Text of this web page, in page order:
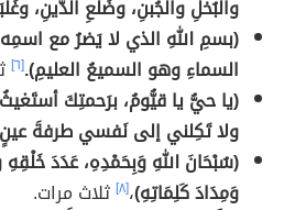
والبُخلِ والجُبنِ، وضَلَعِ الدَّينِ،
(بسمِ اللهِ الذي لا يَضرُ مع
السماءِ وهو السميعُ العليمِ).[٦]
(يا حيُّ يا قيُّومُ، برَحمتِكَ
ولا تَكِلني إلى نَفسي طرفةَ
(سُبْحَانَ اللهِ وَبِحَمْدِهِ، عَدَدَ
وَمِدَادَ كَلِمَاتِهِ)،[٨] ثلاث مرات.